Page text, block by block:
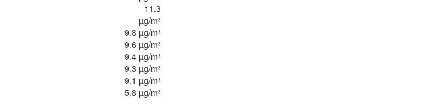
11.3
µg/m³
9.8 µg/m³
9.6 µg/m³
9.4 µg/m³
9.3 µg/m³
9.1 µg/m³
5.8 µg/m³